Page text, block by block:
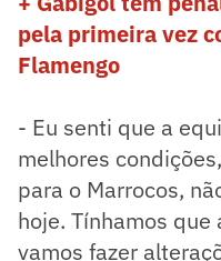
pela primeira vez
Flamengo
- Eu senti que a
melhores
para o Marrocos,
hoje. Tínhamos
vamos fazer